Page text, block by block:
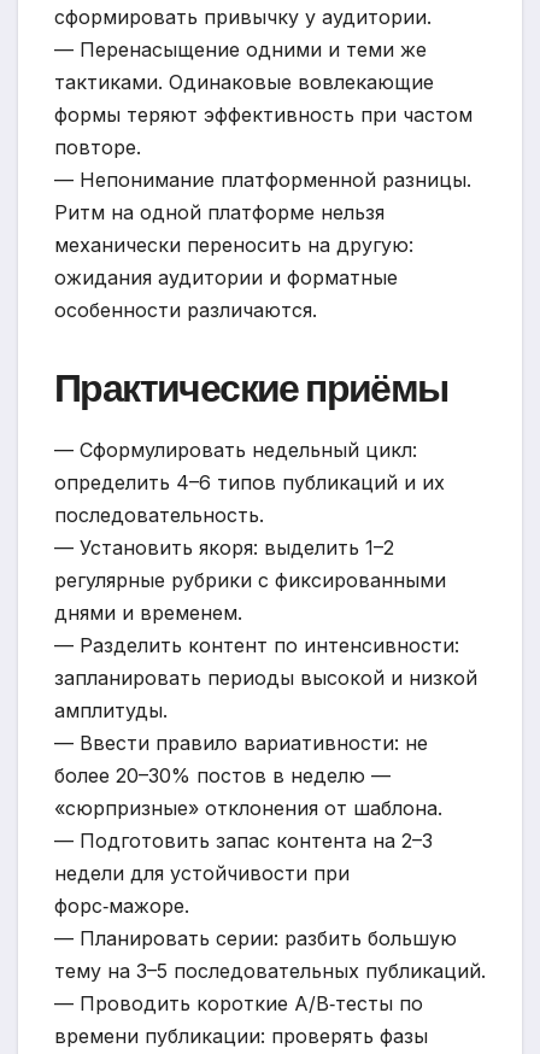
сформировать привычку у аудитории.
— Перенасыщение одними и теми же
тактиками. Одинаковые вовлекающие
формы теряют эффективность при частом
повторе.
— Непонимание платформенной разницы.
Ритм на одной платформе нельзя
механически переносить на другую:
ожидания аудитории и форматные
особенности различаются.
Практические приёмы
— Сформулировать недельный цикл:
определить 4–6 типов публикаций и их
последовательность.
— Установить якоря: выделить 1–2
регулярные рубрики с фиксированными
днями и временем.
— Разделить контент по интенсивности:
запланировать периоды высокой и низкой
амплитуды.
— Ввести правило вариативности: не
более 20–30% постов в неделю —
«сюрпризные» отклонения от шаблона.
— Подготовить запас контента на 2–3
недели для устойчивости при
форс‑мажоре.
— Планировать серии: разбить большую
тему на 3–5 последовательных публикаций.
— Проводить короткие A/B‑тесты по
времени публикации: проверять фазы